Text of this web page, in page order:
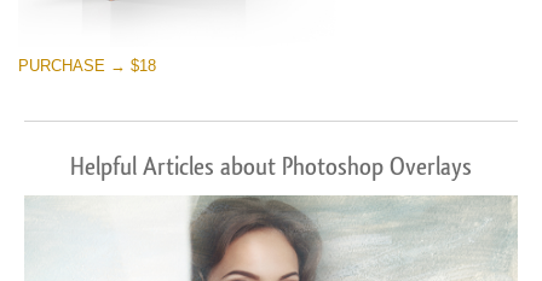
PURCHASE → $18
Helpful Articles about Photoshop Overlays